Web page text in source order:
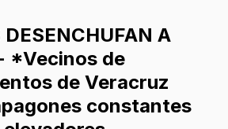
DESENCHUFAN A
*Vecinos de
de Veracruz
constantes